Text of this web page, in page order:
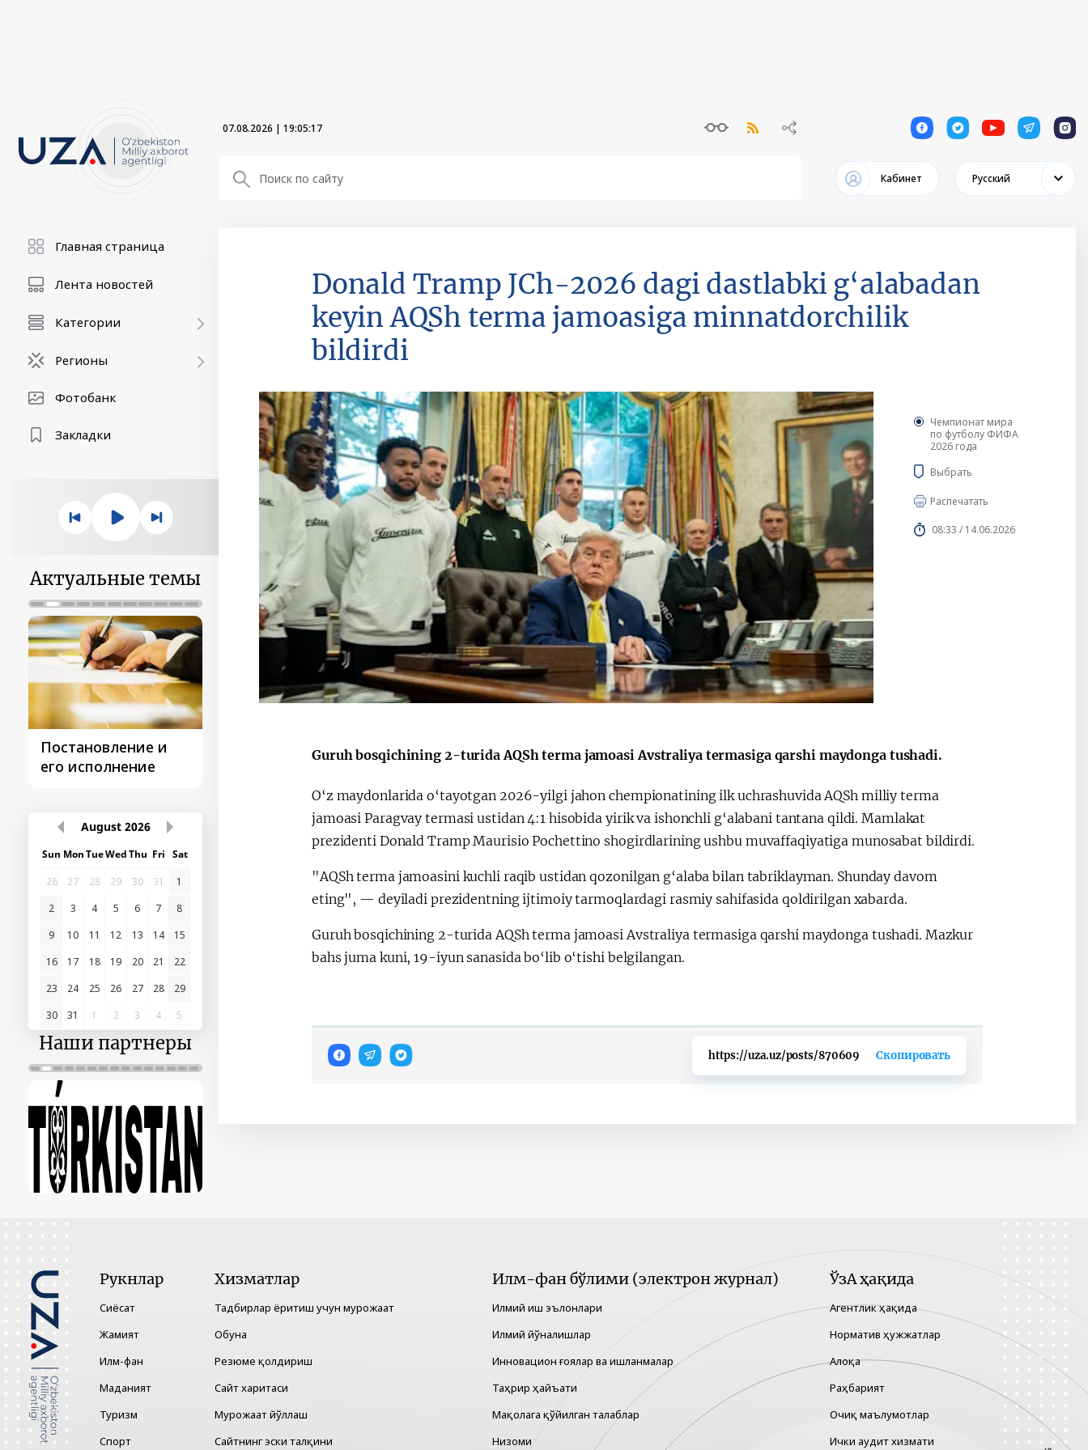
07.08.2026 | 19:05:17 1 1 1 1 1
Кабинет Русский
Главная страница
Лента новостей
Категории
Регионы
Фотобанк
Закладки
Актуальные темы
Постановление и
его исполнение
Президента
Поручение
Президента – в
действии
Видеоселекторные
совещания под
председательством
Президента
Шавката
Мирзиёева
После визита
Президента…
August 2026
Sun MonTueWedThu Fri Sat
26
27 28 29 30 31
1
2
3 4 5 6 7
8
9
10 11 12 13 14
15
16
17 18 19 20 21
22
23
24 25 26 27 28
29
30
31 1 2 3 4 5
Наши партнеры
Donald Tramp JCh-2026 dagi dastlabki g‘alabadan
keyin AQSh terma jamoasiga minnatdorchilik
bildirdi
Чемпионат мира
по футболу ФИФА
2026 года
Выбрать
Распечатать
08:33 / 14.06.2026
Guruh bosqichining 2-turida AQSh terma jamoasi Avstraliya termasiga qarshi maydonga tushadi.
O‘z maydonlarida o‘tayotgan 2026-yilgi jahon chempionatining ilk uchrashuvida AQSh milliy terma
jamoasi Paragvay termasi ustidan 4:1 hisobida yirik va ishonchli g‘alabani tantana qildi. Mamlakat
prezidenti Donald Tramp Maurisio Pochettino shogirdlarining ushbu muvaffaqiyatiga munosabat bildirdi.
"AQSh terma jamoasini kuchli raqib ustidan qozonilgan g‘alaba bilan tabriklayman. Shunday davom
eting", — deyiladi prezidentning ijtimoiy tarmoqlardagi rasmiy sahifasida qoldirilgan xabarda.
Guruh bosqichining 2-turida AQSh terma jamoasi Avstraliya termasiga qarshi maydonga tushadi. Mazkur
bahs juma kuni, 19-iyun sanasida bo‘lib o‘tishi belgilangan.
https://uza.uz/posts/870609 Скопировать
Рукнлар
Сиёсат
Жамият
Илм-фан
Маданият
Туризм
Спорт
Хизматлар
Тадбирлар ёритиш учун мурожаат
Обуна
Резюме қолдириш
Сайт харитаси
Мурожаат йўллаш
Сайтнинг эски талқини
Илм-фан бўлими (электрон журнал)
Илмий иш эълонлари
Илмий йўналишлар
Инновацион ғоялар ва ишланмалар
Таҳрир ҳайъати
Мақолага қўйилган талаблар
Низоми
ЎзА ҳақида
Агентлик ҳақида
Норматив ҳужжатлар
Алоқа
Раҳбарият
Очиқ маълумотлар
Ички аудит хизмати